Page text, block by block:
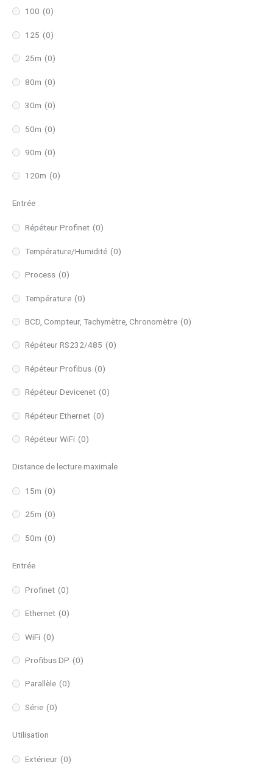
100 (0)
125 (0)
25m (0)
80m (0)
30m (0)
50m (0)
90m (0)
120m (0)
Entrée
Répéteur Profinet (0)
Température/Humidité (0)
Process (0)
Température (0)
BCD, Compteur, Tachymètre, Chronomètre (0)
Répéteur RS232/485 (0)
Répéteur Profibus (0)
Répéteur Devicenet (0)
Répéteur Ethernet (0)
Répéteur WiFi (0)
Distance de lecture maximale
15m (0)
25m (0)
50m (0)
Entrée
Profinet (0)
Ethernet (0)
WiFi (0)
Profibus DP (0)
Parallèle (0)
Série (0)
Utilisation
Extérieur (0)